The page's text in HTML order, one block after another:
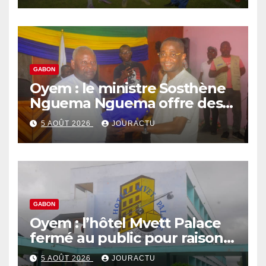
GABON
Oyem : le ministre Sosthène
Nguema Nguema offre des
nouvelles tenues aux chefs
de quartiers
5 AOÛT 2026 JOURACTU
GABON
Oyem : l’hôtel Mvett Palace
fermé au public pour raison
des travaux
5 AOÛT 2026 JOURACTU